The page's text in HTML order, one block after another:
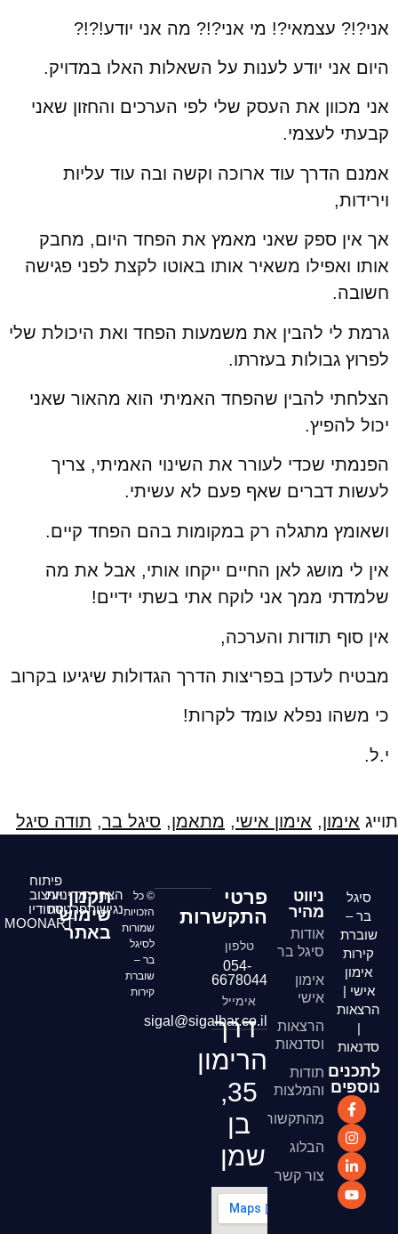
אני?!? עצמאי?! מי אני?!? מה אני יודע!?!?
היום אני יודע לענות על השאלות האלו במדויק.
אני מכוון את העסק שלי לפי הערכים והחזון שאני
קבעתי לעצמי.
אמנם הדרך עוד ארוכה וקשה ובה עוד עליות
וירידות,
אך אין ספק שאני מאמץ את הפחד היום, מחבק
אותו ואפילו משאיר אותו באוטו לקצת לפני פגישה
חשובה.
גרמת לי להבין את משמעות הפחד ואת היכולת שלי
לפרוץ גבולות בעזרתו.
הצלחתי להבין שהפחד האמיתי הוא מהאור שאני
יכול להפיץ.
הפנמתי שכדי לעורר את השינוי האמיתי, צריך
לעשות דברים שאף פעם לא עשיתי.
ושאומץ מתגלה רק במקומות בהם הפחד קיים.
אין לי מושג לאן החיים ייקחו אותי, אבל את מה
שלמדתי ממך אני לוקח אתי בשתי ידיים!
אין סוף תודות והערכה,
מבטיח לעדכן בפריצות הדרך הגדולות שיגיעו בקרוב
כי משהו נפלא עומד לקרות!
י.ל.
תוייג אימון, אימון אישי, מתאמן, סיגל בר, תודה סיגל
סיגל
בר –
שוברת
קירות
אימון
אישי |
הרצאות
|
סדנאות
לתכנים
נוספים
ניווט
מהיר
אודות
סיגל בר
אימון
אישי
הרצאות
וסדנאות
תודות
והמלצות
מהתקשורת
הבלוג
צור קשר
פרטי
התקשרות
טלפון
054-
6678044
אימייל
sigal@sigalbar.co.il
דרך
הרימון
35,
בן
שמן
© כל
הזכויות
שמורות
לסיגל
בר –
שוברת
קירות
הצהרת
נגישות
תקנון
שימוש
באתר
מדיניות
פרטיות
פיתוח
ועיצוב
סטודיו
MOONART